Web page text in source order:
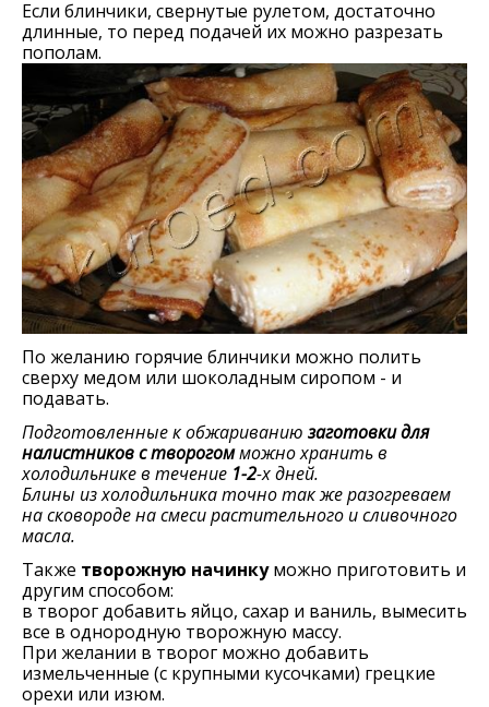
Если блинчики, свернутые рулетом, достаточно
длинные, то перед подачей их можно разрезать
пополам.
По желанию горячие блинчики можно полить
сверху медом или шоколадным сиропом - и
подавать.
Подготовленные к обжариванию заготовки для
налистников с творогомможно хранить в
холодильнике в течение 1-2-х дней.
Блины из холодильника точно так же разогреваем
на сковороде на смеси растительного и сливочного
масла.
Также творожную начинкуможно приготовить и
другим способом:
в творог добавить яйцо, сахар и ваниль, вымесить
все в однородную творожную массу.
При желании в творог можно добавить
измельченные (с крупными кусочками) грецкие
орехи или изюм.